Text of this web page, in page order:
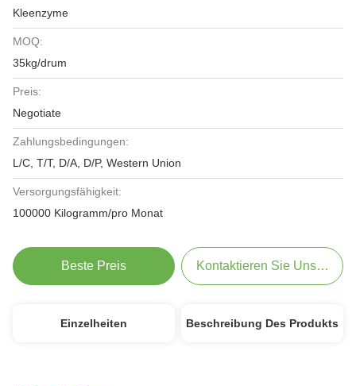
Kleenzyme
MOQ:
35kg/drum
Preis:
Negotiate
Zahlungsbedingungen:
L/C, T/T, D/A, D/P, Western Union
Versorgungsfähigkeit:
100000 Kilogramm/pro Monat
Beste Preis Kontaktieren Sie Uns Jetzt
Einzelheiten Beschreibung Des Produkts